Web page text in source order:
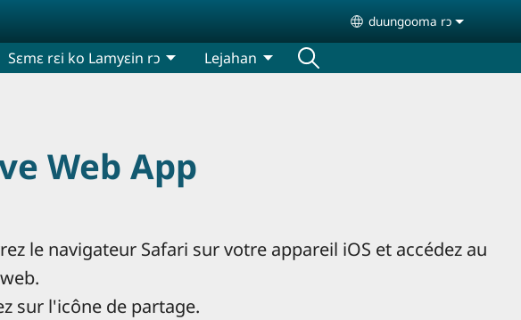
Select your language
duungooma rɔ
Sɛmɛ rɛi ko Lamyɛin rɔ Lejahan
Web App
le navigateur Safari sur votre appareil iOS et accédez au
sur l'icône de partage.